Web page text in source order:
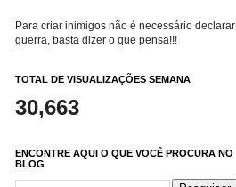
Para criar inimigos não é necessário declarar
guerra, basta dizer o que pensa!!!
TOTAL DE VISUALIZAÇÕES SEMANA
30,663
ENCONTRE AQUI O QUE VOCÊ PROCURA NO
BLOG